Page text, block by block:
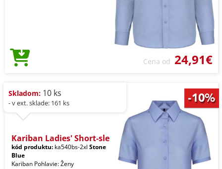
Cena od 24,91€
Skladom: 10 ks
- v ext. sklade: 161 ks
Kariban Ladies' Short-sle
kód produktu: ka540bs-2xl Stone
Blue
Kariban Pohlavie: Ženy